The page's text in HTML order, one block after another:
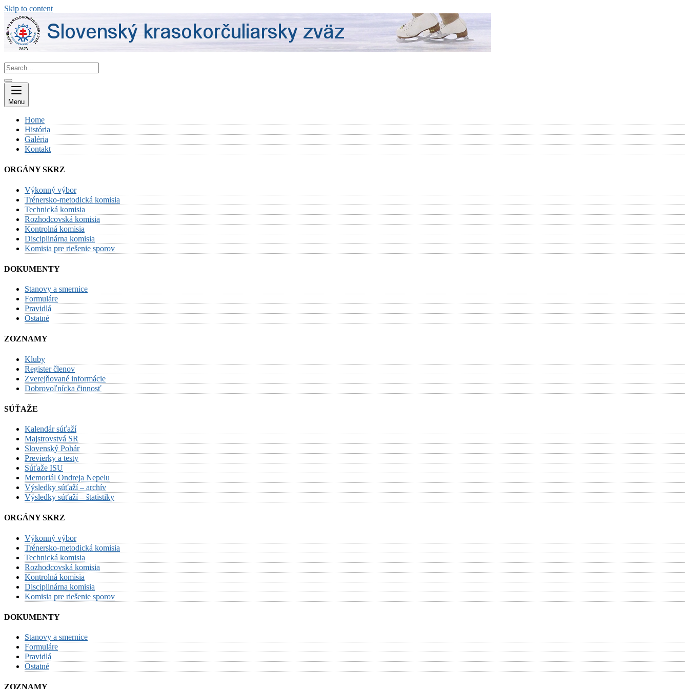
Skip to content
Menu
Home
História
Galéria
Kontakt
ORGÁNY SKRZ
Výkonný výbor
Trénersko-metodická komisia
Technická komisia
Rozhodcovská komisia
Kontrolná komisia
Disciplinárna komisia
Komisia pre riešenie sporov
DOKUMENTY
Stanovy a smernice
Formuláre
Pravidlá
Ostatné
ZOZNAMY
Kluby
Register členov
Zverejňované informácie
Dobrovoľnícka činnosť
SÚŤAŽE
Kalendár súťaží
Majstrovstvá SR
Slovenský Pohár
Previerky a testy
Súťaže ISU
Memoriál Ondreja Nepelu
Výsledky súťaží – archív
Výsledky súťaží – štatistiky
ORGÁNY SKRZ
Výkonný výbor
Trénersko-metodická komisia
Technická komisia
Rozhodcovská komisia
Kontrolná komisia
Disciplinárna komisia
Komisia pre riešenie sporov
DOKUMENTY
Stanovy a smernice
Formuláre
Pravidlá
Ostatné
ZOZNAMY